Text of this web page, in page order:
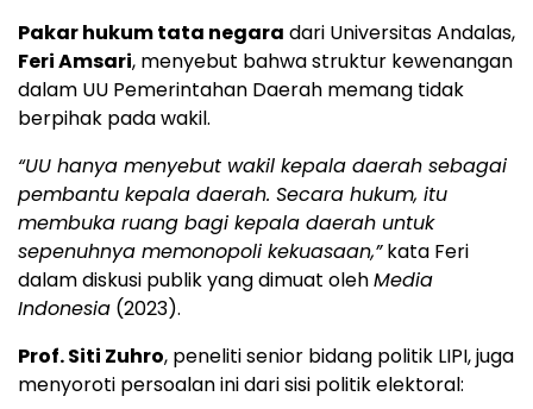
Pakar hukum tata negara dari Universitas Andalas,
Feri Amsari, menyebut bahwa struktur kewenangan
dalam UU Pemerintahan Daerah memang tidak
berpihak pada wakil.
“UU hanya menyebut wakil kepala daerah sebagai
pembantu kepala daerah. Secara hukum, itu
membuka ruang bagi kepala daerah untuk
sepenuhnya memonopoli kekuasaan,”kata Feri
dalam diskusi publik yang dimuat olehMedia
Indonesia (2023).
Prof. Siti Zuhro, peneliti senior bidang politik LIPI, juga
menyoroti persoalan ini dari sisi politik elektoral: